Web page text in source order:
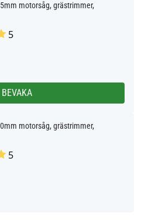
motorsåg, grästrimmer,
5
BEVAKA
motorsåg, grästrimmer,
5